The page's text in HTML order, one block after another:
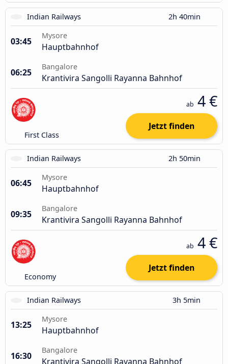
Indian Railways 2h 40min
03:45
Mysore
Hauptbahnhof
06:25
Bangalore
Krantivira Sangolli Rayanna Bahnhof
First Class
ab 4 €
Jetzt finden
Indian Railways 2h 50min
06:45
Mysore
Hauptbahnhof
09:35
Bangalore
Krantivira Sangolli Rayanna Bahnhof
Economy
ab 4 €
Jetzt finden
Indian Railways 3h 5min
13:25
Mysore
Hauptbahnhof
16:30
Bangalore
Krantivira Sangolli Rayanna Bahnhof